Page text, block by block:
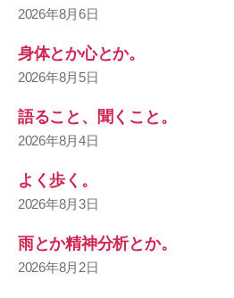
2026年8月6日
身体とか心とか。
2026年8月5日
語ること、聞くこと。
2026年8月4日
よく歩く。
2026年8月3日
雨とか精神分析とか。
2026年8月2日